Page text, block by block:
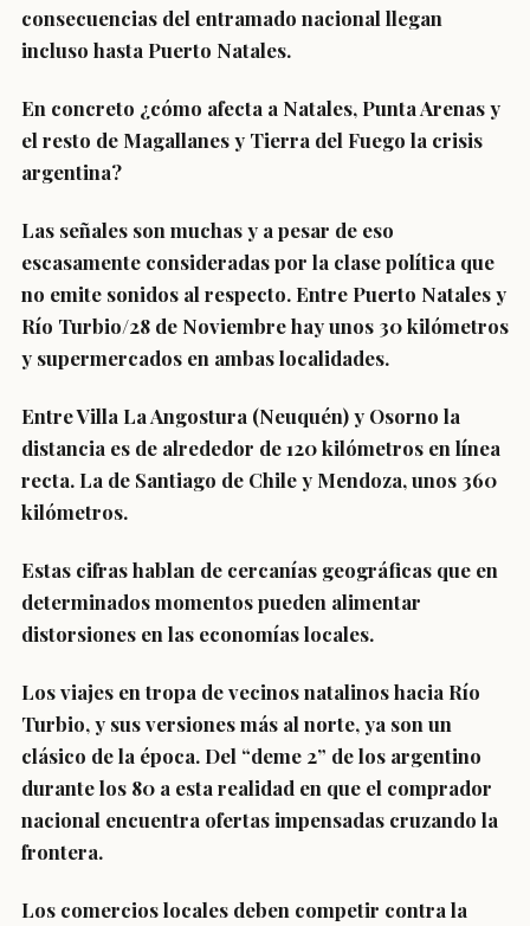
consecuencias del entramado nacional llegan
incluso hasta Puerto Natales.
En concreto ¿cómo afecta a Natales, Punta Arenas y
el resto de Magallanes y Tierra del Fuego la crisis
argentina?
Las señales son muchas y a pesar de eso
escasamente consideradas por la clase política que
no emite sonidos al respecto. Entre Puerto Natales y
Río Turbio/28 de Noviembre hay unos 30 kilómetros
y supermercados en ambas localidades.
Entre Villa La Angostura (Neuquén) y Osorno la
distancia es de alrededor de 120 kilómetros en línea
recta. La de Santiago de Chile y Mendoza, unos 360
kilómetros.
Estas cifras hablan de cercanías geográficas que en
determinados momentos pueden alimentar
distorsiones en las economías locales.
Los viajes en tropa de vecinos natalinos hacia Río
Turbio, y sus versiones más al norte, ya son un
clásico de la época. Del “deme 2” de los argentino
durante los 80 a esta realidad en que el comprador
nacional encuentra ofertas impensadas cruzando la
frontera.
Los comercios locales deben competir contra la